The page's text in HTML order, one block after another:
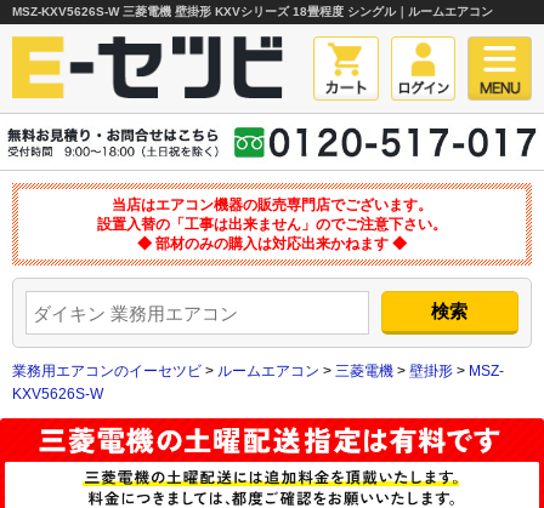
MSZ-KXV5626S-W 三菱電機 壁掛形 KXVシリーズ 18畳程度 シングル｜ルームエアコン
当店はエアコン機器の販売専門店でございます。
設置入替の「工事は出来ません」のでご注意下さい。
◆ 部材のみの購入は対応出来かねます ◆
業務用エアコンのイーセツビ > ルームエアコン > 三菱電機 > 壁掛形 > MSZ-
KXV5626S-W